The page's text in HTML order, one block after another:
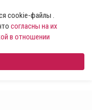
cookie-файлы .
согласны на их
в отношении